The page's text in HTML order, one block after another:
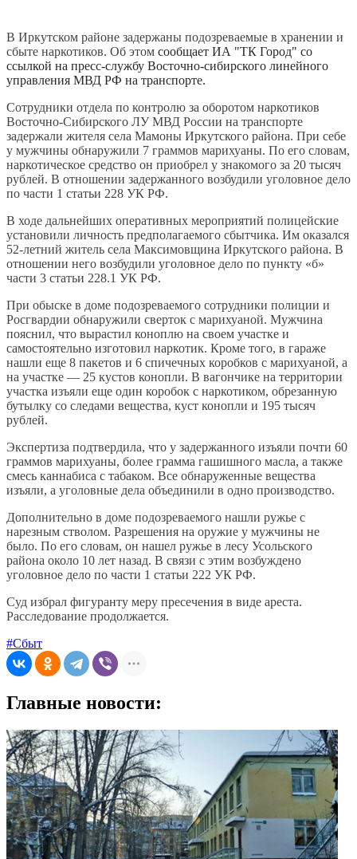
В Иркутском районе задержаны подозреваемые в хранении и
сбыте наркотиков. Об этом сообщает ИА "ТК Город" со
ссылкой на пресс-службу Восточно-сибирского линейного
управления МВД РФ на транспорте.
Сотрудники отдела по контролю за оборотом наркотиков
Восточно-Сибирского ЛУ МВД России на транспорте
задержали жителя села Мамоны Иркутского района. При себе
у мужчины обнаружили 7 граммов марихуаны. По его словам,
наркотическое средство он приобрел у знакомого за 20 тысяч
рублей. В отношении задержанного возбудили уголовное дело
по части 1 статьи 228 УК РФ.
В ходе дальнейших оперативных мероприятий полицейские
установили личность предполагаемого сбытчика. Им оказался
52-летний житель села Максимовщина Иркутского района. В
отношении него возбудили уголовное дело по пункту «б»
части 3 статьи 228.1 УК РФ.
При обыске в доме подозреваемого сотрудники полиции и
Росгвардии обнаружили сверток с марихуаной. Мужчина
пояснил, что вырастил коноплю на своем участке и
самостоятельно изготовил наркотик. Кроме того, в гараже
нашли еще 8 пакетов и 6 спичечных коробков с марихуаной, а
на участке — 25 кустов конопли. В вагончике на территории
участка изъяли еще один коробок с наркотиком, обрезанную
бутылку со следами вещества, куст конопли и 195 тысяч
рублей.
Экспертиза подтвердила, что у задержанного изъяли почти 60
граммов марихуаны, более грамма гашишного масла, а также
смесь каннабиса с табаком. Все обнаруженные вещества
изъяли, а уголовные дела объединили в одно производство.
Дополнительно в доме подозреваемого нашли ружье с
нарезным стволом. Разрешения на оружие у мужчины не
было. По его словам, он нашел ружье в лесу Усольского
района около 10 лет назад. В связи с этим возбуждено
уголовное дело по части 1 статьи 222 УК РФ.
Суд избрал фигуранту меру пресечения в виде ареста.
Расследование продолжается.
#Сбыт
Главные новости: